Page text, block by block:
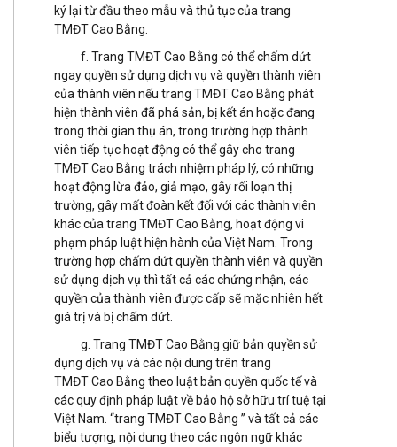
ký lại từ đầu theo mẫu và thủ tục của trang
TMĐT Cao Bằng.
f. Trang TMĐT Cao Bằng có thể chấm dứt
ngay quyền sử dụng dịch vụ và quyền thành viên
của thành viên nếu trang TMĐT Cao Bằng phát
hiện thành viên đã phá sản, bị kết án hoặc đang
trong thời gian thụ án, trong trường hợp thành
viên tiếp tục hoạt động có thể gây cho trang
TMĐT Cao Bằng trách nhiệm pháp lý, có những
hoạt động lừa đảo, giả mạo, gây rối loạn thị
trường, gây mất đoàn kết đối với các thành viên
khác của trang TMĐT Cao Bằng, hoạt động vi
phạm pháp luật hiện hành của Việt Nam. Trong
trường hợp chấm dứt quyền thành viên và quyền
sử dụng dịch vụ thì tất cả các chứng nhận, các
quyền của thành viên được cấp sẽ mặc nhiên hết
giá trị và bị chấm dứt.
g. Trang TMĐT Cao Bằng giữ bản quyền sử
dụng dịch vụ và các nội dung trên trang
TMĐT Cao Bằng theo luật bản quyền quốc tế và
các quy định pháp luật về bảo hộ sở hữu trí tuệ tại
Việt Nam. “trang TMĐT Cao Bằng ” và tất cả các
biểu tượng, nội dung theo các ngôn ngữ khác